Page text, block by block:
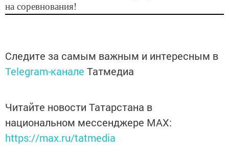
на соревнования!
Следите за самым важным и интересным в
Telegram-канале Татмедиа
Читайте новости Татарстана в
национальном мессенджере MАХ:
https://max.ru/tatmedia